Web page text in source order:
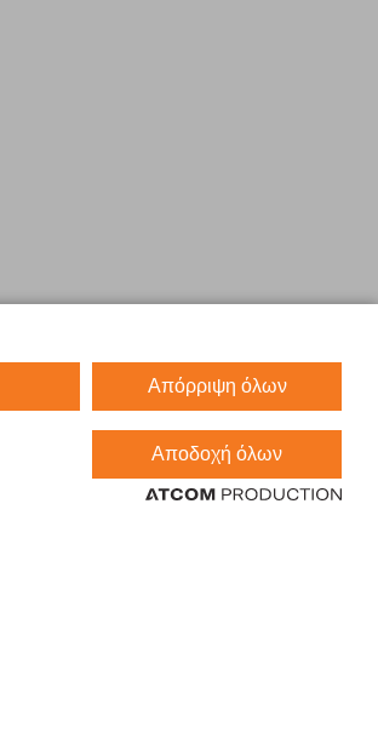
Απόρριψη όλων
Αποδοχή όλων